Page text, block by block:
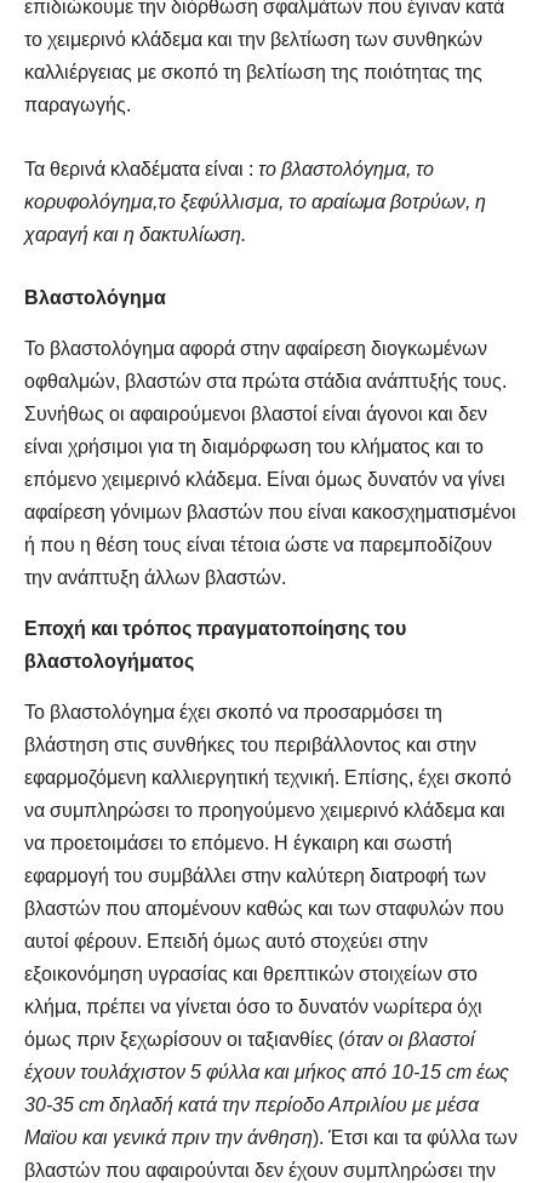
επιδιώκουμε την διόρθωση σφαλμάτων που έγιναν κατά
το χειμερινό κλάδεμα και την βελτίωση των συνθηκών
καλλιέργειας με σκοπό τη βελτίωση της ποιότητας της
παραγωγής.
Τα θερινά κλαδέματα είναι : το βλαστολόγημα, το
κορυφολόγημα,το ξεφύλλισμα, το αραίωμα βοτρύων, η
χαραγή και η δακτυλίωση.
Βλαστολόγημα
Το βλαστολόγημα αφορά στην αφαίρεση διογκωμένων
οφθαλμών, βλαστών στα πρώτα στάδια ανάπτυξής τους.
Συνήθως οι αφαιρούμενοι βλαστοί είναι άγονοι και δεν
είναι χρήσιμοι για τη διαμόρφωση του κλήματος και το
επόμενο χειμερινό κλάδεμα. Είναι όμως δυνατόν να γίνει
αφαίρεση γόνιμων βλαστών που είναι κακοσχηματισμένοι
ή που η θέση τους είναι τέτοια ώστε να παρεμποδίζουν
την ανάπτυξη άλλων βλαστών.
Εποχή και τρόπος πραγματοποίησης του
βλαστολογήματος
Το βλαστολόγημα έχει σκοπό να προσαρμόσει τη
βλάστηση στις συνθήκες του περιβάλλοντος και στην
εφαρμοζόμενη καλλιεργητική τεχνική. Επίσης, έχει σκοπό
να συμπληρώσει το προηγούμενο χειμερινό κλάδεμα και
να προετοιμάσει το επόμενο. Η έγκαιρη και σωστή
εφαρμογή του συμβάλλει στην καλύτερη διατροφή των
βλαστών που απομένουν καθώς και των σταφυλών που
αυτοί φέρουν. Επειδή όμως αυτό στοχεύει στην
εξοικονόμηση υγρασίας και θρεπτικών στοιχείων στο
κλήμα, πρέπει να γίνεται όσο το δυνατόν νωρίτερα όχι
όμως πριν ξεχωρίσουν οι ταξιανθίες (όταν οι βλαστοί
έχουν τουλάχιστον 5 φύλλα και μήκος από 10-15 cm έως
30-35 cm δηλαδή κατά την περίοδο Απριλίου με μέσα
Μαϊου και γενικά πριν την άνθηση). Έτσι και τα φύλλα των
βλαστών που αφαιρούνται δεν έχουν συμπληρώσει την